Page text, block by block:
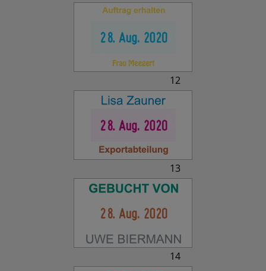
12
13
14